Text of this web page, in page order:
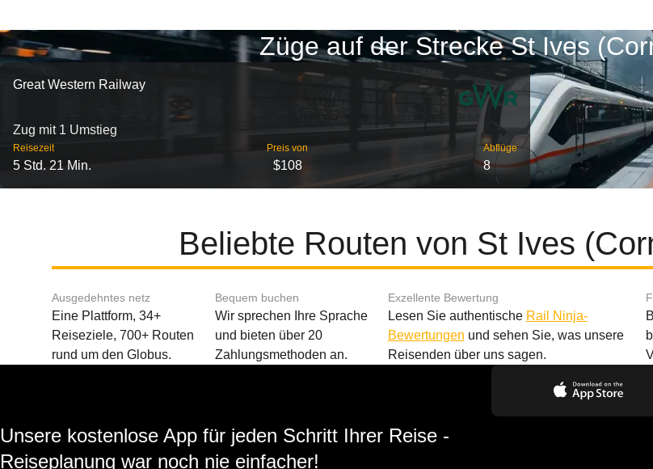
Züge auf der Strecke St Ives
Great Western Railway
Zug mit 1 Umstieg
Reisezeit
5 Std. 21 Min.
Preis von
$108
Abflüge
8
Beliebte Routen von St Ives
Ausgedehntes netz
Eine Plattform, 34+
Reiseziele, 700+ Routen
rund um den Globus.
Bequem buchen
Wir sprechen Ihre Sprache
und bieten über 20
Zahlungsmethoden an.
Exzellente Bewertung
Lesen Sie authentische Rail Ninja-
Bewertungen und sehen Sie, was unsere
Reisenden über uns sagen.
Unsere kostenlose App für jeden Schritt Ihrer Reise -
Reiseplanung war noch nie einfacher!